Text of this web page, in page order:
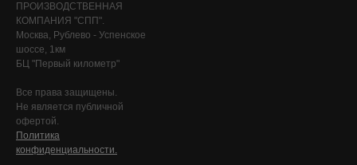
ПРОИЗВОДСТВЕННАЯ
КОМПАНИЯ "СПП".
Москва, Рублево - Успенское
шоссе, 1км
БЦ "Первый километр"
Все права защищены.
Не является публичной
офертой.
Политика
конфиденциальности.